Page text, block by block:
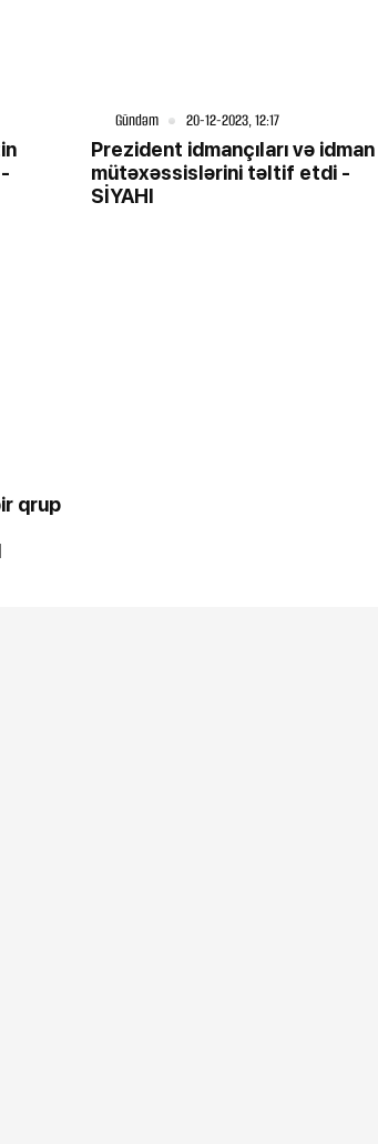
Gündəm 20-12-2023, 12:17
Prezident idmançıları və idman
mütəxəssislərini təltif etdi -
SİYAHI
qrup